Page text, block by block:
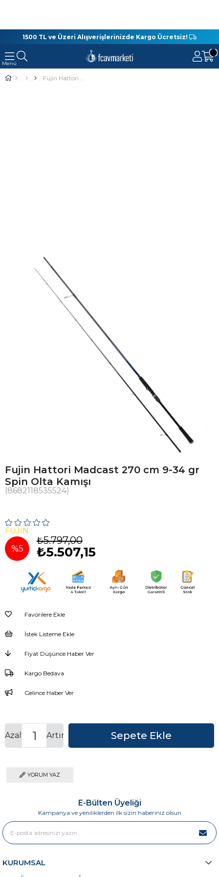
1500 TL ve Üzeri Alışverişlerinizde Kargo Ücretsiz!
Fujin Hattori Madcast 270 cm 9-34 gr Spin Olta Kamışı
Fujin Hattori Madcast 270 cm 9-34 gr
Spin Olta Kamışı
(8682118535524)
FUJIN
%5
İndirim
₺5.797,00
₺5.507,15
Favorilere Ekle
İstek Listeme Ekle
Fiyat Düşünce Haber Ver
Kargo Bedava
Gelince Haber Ver
Artır
Azalt
YORUM YAZ
E-Bülten Üyeliği
Kampanya ve yeniliklerden ilk sizin haberiniz olsun
KURUMSAL